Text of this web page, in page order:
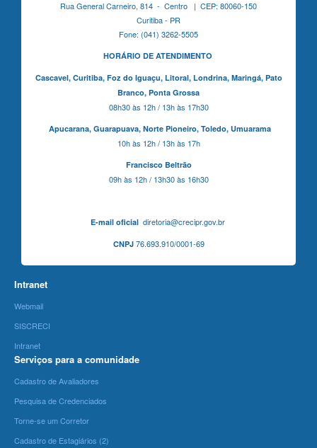
Rua General Carneiro, 814 - Centro | CEP: 80060-150
Curitiba - PR
Fone: (041) 3262-5505
HORÁRIO DE ATENDIMENTO
Cascavel, Curitiba,Foz do Iguaçu, Litoral, Londrina, Maringá, Pato
Branco, Ponta Grossa
08h30 às 12h / 13h às 17h30
Apucarana, Guarapuava, Norte Pioneiro, Toledo, Umuarama
10h às 12h / 13h às 17h
Francisco Beltrão
09h às 12h / 13h30 às 16h30
E-mail oficialdiretoria@crecipr.gov.br
CNPJ76.693.910/0001-69
Intranet
Webmail
SISCRECI
Intranet
Serviços para a comunidade
Cadastro de Avaliadores
Pesquisa de Credenciados
Torne-se um Corretor
Cadastro de Estagiários (2)